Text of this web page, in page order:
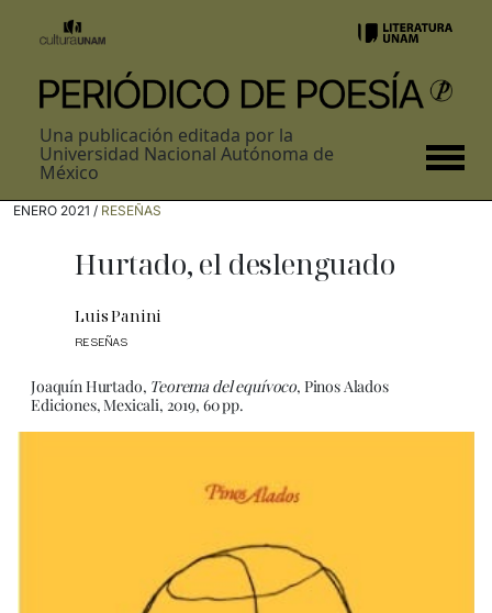
Una publicación editada por la
Universidad Nacional Autónoma de
México
ENERO 2021 / RESEÑAS
Hurtado, el deslenguado
Luis Panini
RESEÑAS
Joaquín Hurtado, Teorema del equívoco, Pinos Alados
Ediciones, Mexicali, 2019, 60 pp.